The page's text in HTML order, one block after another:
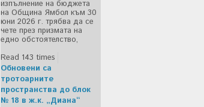
изпълнение на бюджета
на Община Ямбол към 30
юни 2026 г. трябва да се
чете през призмата на
едно обстоятелство,
Read 143 times
Обновени са
тротоарните
пространства до блок
№ 18 в ж.к. „Диана“